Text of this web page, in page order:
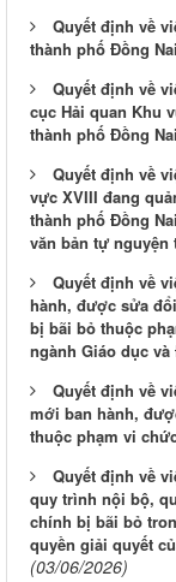
Quyết định về
thành phố Đồng Nai
Quyết định về
cục Hải quan Khu
thành phố Đồng
Quyết định về
vực XVIII đang
thành phố Đồng
văn bản tự nguyện
Quyết định về
hành, được sửa
bị bãi bỏ thuộc
ngành Giáo dục
Quyết định về
mới ban hành,
thuộc phạm vi
Quyết định về
quy trình nội bộ,
chính bị bãi bỏ
quyền giải quyết
(03/06/2026)